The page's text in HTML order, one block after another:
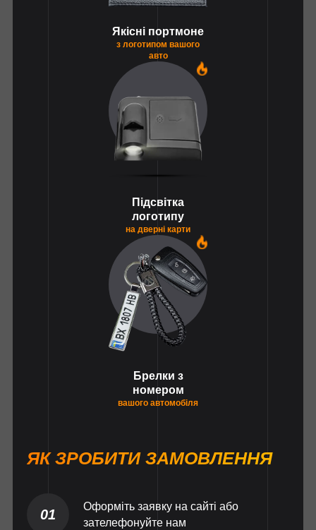
Якісні портмоне
з логотипом вашого
авто
Підсвітка
логотипу
на дверні карти
Брелки з
номером
вашого автомобіля
ЯК ЗРОБИТИ ЗАМОВЛЕННЯ
01
Оформіть заявку на сайті або
зателефонуйте нам